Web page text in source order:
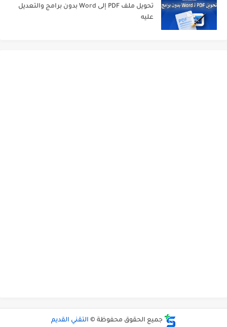
تحويل ملف PDF إلى Word بدون برامج والتعديل
عليه
جميع الحقوق محفوظة © التقني القديم